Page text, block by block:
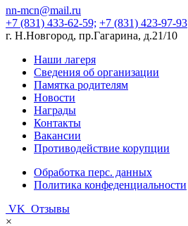
nn-mcn@mail.ru
+7 (831) 433-62-59; +7 (831) 423-97-93
г. Н.Новгород, пр.Гагарина, д.21/10
Наши лагеря
Сведения об организации
Памятка родителям
Новости
Награды
Контакты
Вакансии
Противодействие корупции
Обработка перс. данных
Политика конфеденциальности
VK Отзывы
×